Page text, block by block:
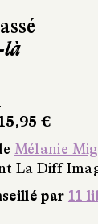
là
€
Mélanie
La Diff
par 11